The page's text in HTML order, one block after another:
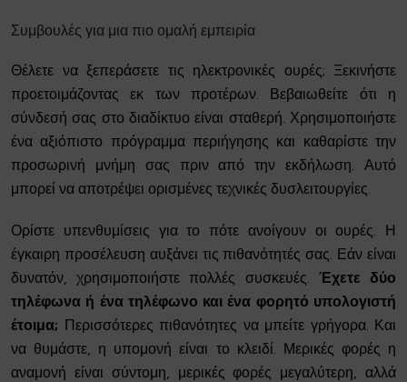
Συμβουλές για μια πιο ομαλή εμπειρία
Θέλετε να ξεπεράσετε τις ηλεκτρονικές ουρές; Ξεκινήστε
προετοιμάζοντας εκ των προτέρων. Βεβαιωθείτε ότι η
σύνδεσή σας στο διαδίκτυο είναι σταθερή. Χρησιμοποιήστε
ένα αξιόπιστο πρόγραμμα περιήγησης και καθαρίστε την
προσωρινή μνήμη σας πριν από την εκδήλωση. Αυτό
μπορεί να αποτρέψει ορισμένες τεχνικές δυσλειτουργίες.
Ορίστε υπενθυμίσεις για το πότε ανοίγουν οι ουρές. Η
έγκαιρη προσέλευση αυξάνει τις πιθανότητές σας. Εάν είναι
δυνατόν, χρησιμοποιήστε πολλές συσκευές. Έχετε δύο
τηλέφωνα ή ένα τηλέφωνο και ένα φορητό υπολογιστή
έτοιμα; Περισσότερες πιθανότητες να μπείτε γρήγορα. Και
να θυμάστε, η υπομονή είναι το κλειδί. Μερικές φορές η
αναμονή είναι σύντομη, μερικές φορές μεγαλύτερη, αλλά